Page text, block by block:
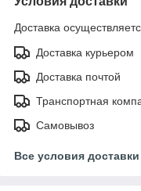
Доставка
Доставка курьером
Доставка почтой
Транспортная
Самовывоз
Все условия доставки